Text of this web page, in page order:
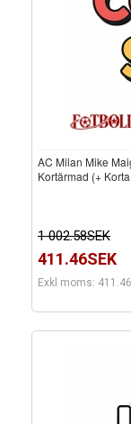
AC Milan Mike
Kortärmad (+
1 002.58SEK
411.46SEK
Exkl moms: